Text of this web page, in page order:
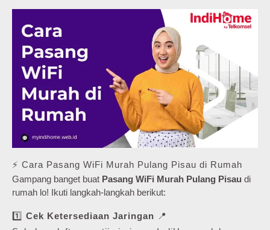
⚡ Cara Pasang WiFi Murah Pulang Pisau di Rumah
Gampang banget buat Pasang WiFi Murah Pulang Pisau di
rumah lo! Ikuti langkah-langkah berikut:
1️⃣ Cek Ketersediaan Jaringan 📍